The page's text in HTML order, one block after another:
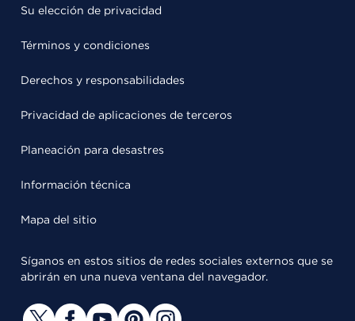
Su elección de privacidad
Términos y condiciones
Derechos y responsabilidades
Privacidad de aplicaciones de terceros
Planeación para desastres
Información técnica
Mapa del sitio
Síganos en estos sitios de redes sociales externos que se
abrirán en una nueva ventana del navegador.